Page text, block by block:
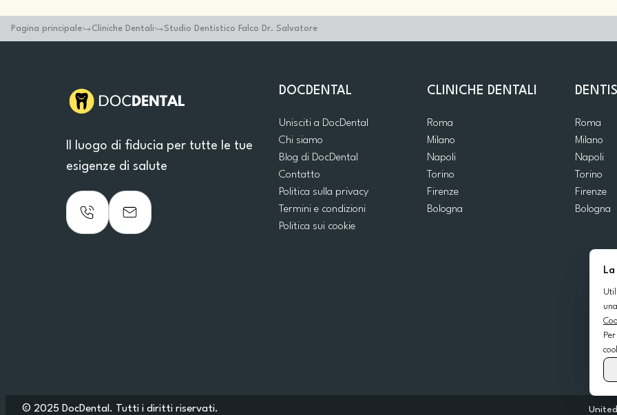
Pagina principale Cliniche Dentali Studio Dentistico Falco Dr. Salvatore
Il luogo di fiducia per tutte le tue
esigenze di salute
DOCDENTAL
Unisciti a DocDental
Chi siamo
Blog di DocDental
Contatto
Politica sulla privacy
Termini e condizioni
Politica sui cookie
CLINICHE DENTALI
Roma
Milano
Napoli
Torino
Firenze
Bologna
Roma
Milano
Napoli
Torino
Firenze
Bologna
© 2025 DocDental. Tutti i diritti riservati.